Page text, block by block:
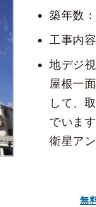
築年数
工事内
地デジ
屋根一
して、
でいま
衛星ア
無